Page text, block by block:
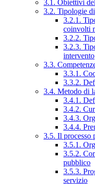
3.1. Obiettivi
3.2. Tipologie
3.2.1.
coinvolti
3.2.2.
3.2.3.
intervento
3.3.
3.3.1.
3.3.2.
3.4. Metodo di
3.4.1.
3.4.2.
3.4.3.
3.4.4.
3.5. Il processo
3.5.1.
3.5.2.
pubblico
3.5.3.
servizio